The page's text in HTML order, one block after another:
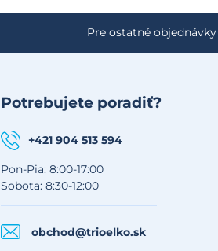
Pre ostatné objednávky
Potrebujete poradiť?
+421 904 513 594
Pon-Pia: 8:00-17:00
Sobota: 8:30-12:00
obchod@trioelko.sk